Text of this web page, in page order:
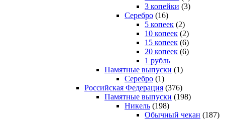
3 копейки (3)
Серебро (16)
5 копеек (2)
10 копеек (2)
15 копеек (6)
20 копеек (6)
1 рубль
Памятные выпуски (1)
Серебро (1)
Российская Федерация (376)
Памятные выпуски (198)
Никель (198)
Обычный чекан (187)